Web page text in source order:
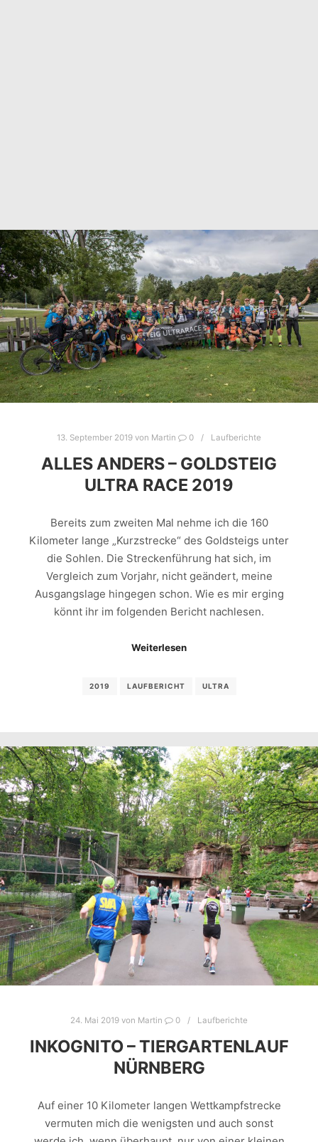
13. September 2019 von Martin 0 Laufberichte
ALLES ANDERS – GOLDSTEIG
ULTRA RACE 2019
Bereits zum zweiten Mal nehme ich die 160
Kilometer lange „Kurzstrecke“ des Goldsteigs unter
die Sohlen. Die Streckenführung hat sich, im
Vergleich zum Vorjahr, nicht geändert, meine
Ausgangslage hingegen schon. Wie es mir erging
könnt ihr im folgenden Bericht nachlesen.
Weiterlesen
2019 LAUFBERICHT ULTRA
24. Mai 2019 von Martin 0 Laufberichte
INKOGNITO – TIERGARTENLAUF
NÜRNBERG
Auf einer 10 Kilometer langen Wettkampfstrecke
vermuten mich die wenigsten und auch sonst